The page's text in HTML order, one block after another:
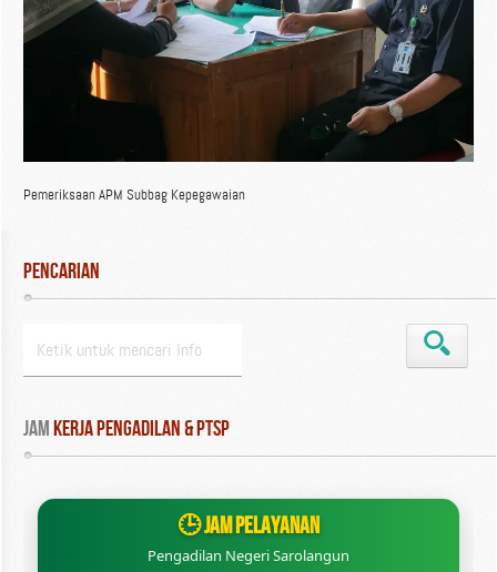
Pemeriksaan APM Subbag Kepegawaian
Pencarian
Jam Kerja Pengadilan & PTSP
🕒 JAM PELAYANAN
Pengadilan Negeri Sarolangun